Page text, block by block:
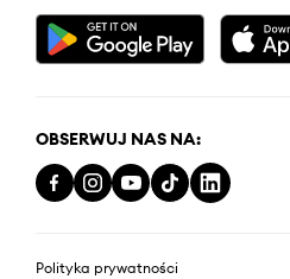
OBSERWUJ NAS NA:
Polityka prywatności